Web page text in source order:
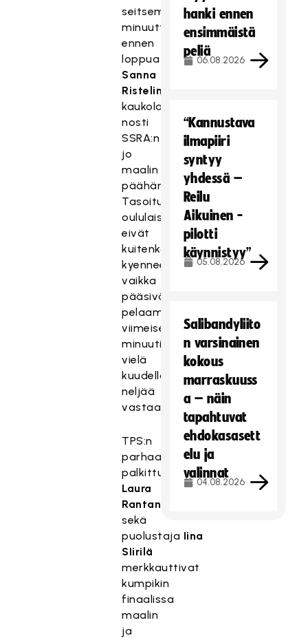
seitsemän
minuuttia
ennen
loppua
Sanna
Ristelin
kaukolaukaus
nosti
SSRA:n
jo
maalin
päähän.
Tasoitukseen
oululaiset
eivät
kuitenkaan
kyenneet,
vaikka
pääsivät
pelaamaan
viimeisellä
minuutilla
vielä
kuudella
neljää
vastaan.
TPS:n
parhaana
palkittu
Laura
Rantanen
sekä
puolustaja Iina
SIirilä
merkkauttivat
kumpikin
finaalissa
maalin
ja
hanki ennen
ensimmäistä
peliä
06.08.2026
“Kannustava
ilmapiiri
syntyy
yhdessä –
Reilu
Aikuinen -
pilotti
käynnistyy”
05.08.2026
Salibandyliito
n varsinainen
kokous
marraskuuss
a – näin
tapahtuvat
ehdokasasett
elu ja
valinnat
04.08.2026